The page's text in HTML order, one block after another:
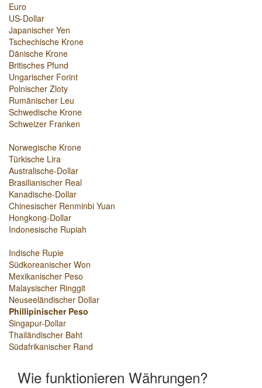
Euro
US-Dollar
Japanischer Yen
Tschechische Krone
Dänische Krone
Britisches Pfund
Ungarischer Forint
Polnischer Zloty
Rumänischer Leu
Schwedische Krone
Schweizer Franken
Norwegische Krone
Türkische Lira
Australische-Dollar
Brasilianischer Real
Kanadische-Dollar
Chinesischer Renminbi Yuan
Hongkong-Dollar
Indonesische Rupiah
Indische Rupie
Südkoreanischer Won
Mexikanischer Peso
Malaysischer Ringgit
Neuseeländischer Dollar
Phillipinischer Peso
Singapur-Dollar
Thailändischer Baht
Südafrikanischer Rand
Wie funktionieren Währungen?